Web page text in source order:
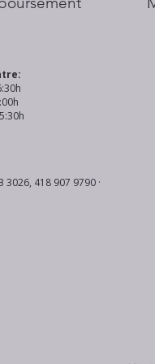
3026, 418 907 9790 ·